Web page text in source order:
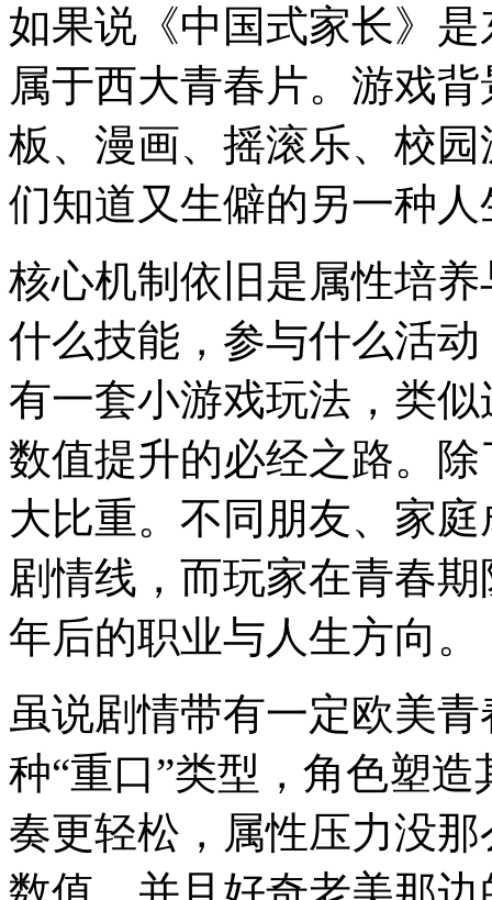
如果说《中国式家长》
属于西大青春片。游戏
板、漫画、摇滚乐、校
们知道又生僻的另一种人
核心机制依旧是属性培
什么技能，参与什么活
有一套小游戏玩法，类
数值提升的必经之路。
大比重。不同朋友、家
剧情线，而玩家在青春
年后的职业与人生方向。
虽说剧情带有一定欧美
种“重口”类型，角色塑
奏更轻松，属性压力没